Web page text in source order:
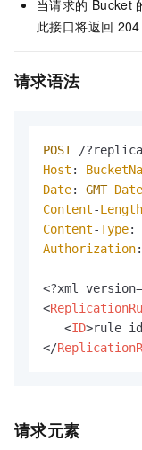
当请求的 Bucket
此接口将返回 204
请求语法
POST /
Host :
Date: GMT Date
Content-Length
Content-Type
Authorization:
<?xml version=
<
<ID>rule id
</
请求元素